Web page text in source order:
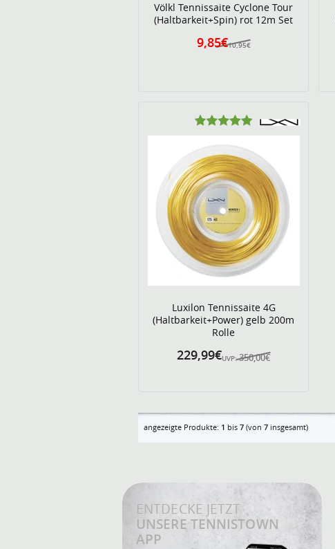
Völkl Tennissaite Cyclone Tour
(Haltbarkeit+Spin) rot 12m Set
10,95€
9,85€
Luxilon Tennissaite 4G
(Haltbarkeit+Power) gelb 200m
Rolle
UVP: 350,00€
229,99€
angezeigte Produkte: 1 bis 7 (von 7 insgesamt)
ENTDECKE JETZT
UNSERE TENNISTOWN
APP